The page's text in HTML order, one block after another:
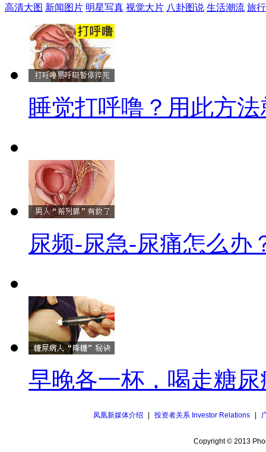
高清大图 新闻图片 明星写真 视觉大片 八卦图说 生活潮流 旅
睡觉打呼噜？用此方
尿频-尿急-尿痛怎么办
早晚各一杯，喝走糖尿
凤凰新媒体介绍 投资者关系 Investor Relations
Copyright © 2013